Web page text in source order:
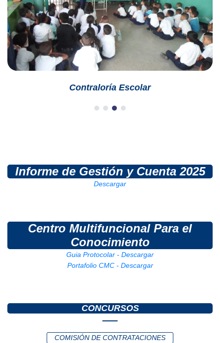
Contraloría Escolar
Informe de Gestión y Cuenta 2025
Descargar
Centro Multifuncional Para el
Conocimiento
Guia Protocolar - Descargar
Portafolio CMC - Descargar
CONCURSOS
COMISIÓN DE CONTRATACIONES